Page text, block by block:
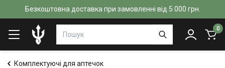
Безкоштовна доставка при замовленні від 5 000 грн.
0
Комплектуючі для аптечок